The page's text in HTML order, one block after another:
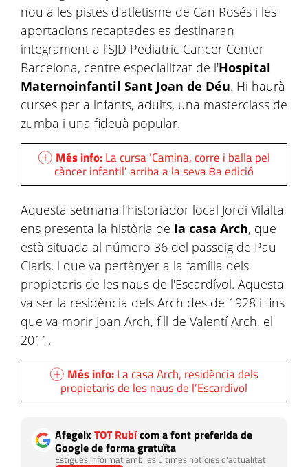
nou a les pistes d'atletisme de Can Rosés i les
aportacions recaptades es destinaran
íntegrament a l’SJD Pediatric Cancer Center
Barcelona, centre especialitzat de l'Hospital
Maternoinfantil Sant Joan de Déu. Hi haurà
curses per a infants, adults, una masterclass de
zumba i una fideuà popular.
Més info:La cursa 'Camina, corre i balla pel
càncer infantil' arriba a la seva 8a edició
Aquesta setmana l'historiador local Jordi Vilalta
ens presenta la història de la casa Arch, que
està situada al número 36 del passeig de Pau
Claris, i que va pertànyer a la família dels
propietaris de les naus de l'Escardívol. Aquesta
va ser la residència dels Arch des de 1928 i fins
que va morir Joan Arch, fill de Valentí Arch, el
2011.
Més info:La casa Arch, residència dels
propietaris de les naus de l’Escardívol
AfegeixTOT Rubícom a font preferida de
Google de forma gratuïta
Estigues informat amb les últimes notícies d'actualitat